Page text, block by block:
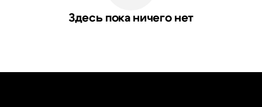
Здесь пока ничего нет